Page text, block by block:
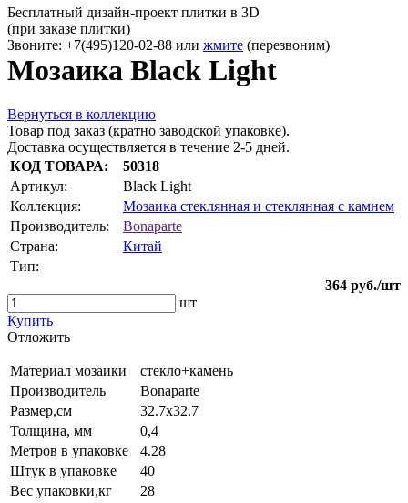
Бесплатный дизайн-проект плитки в 3D
(при заказе плитки)
Звоните: +7(495)120-02-88 или жмите (перезвоним)
Мозаика Black Light
Вернуться в коллекцию
Товар под заказ (кратно заводской упаковке).
Доставка осуществляется в течение 2-5 дней.
КОД ТОВАРА:
50318
Артикул:
Black Light
Коллекция:
Мозаика стеклянная и стеклянная с камнем
Производитель:
Bonaparte
Страна:
Китай
Тип:
364 руб./шт
шт
Купить
Oтложить
Материал мозаики
стекло+камень
Производитель
Bonaparte
Размер,см
32.7х32.7
Толщина, мм
0,4
Метров в упаковке
4.28
Штук в упаковке
40
Вес упаковки,кг
28